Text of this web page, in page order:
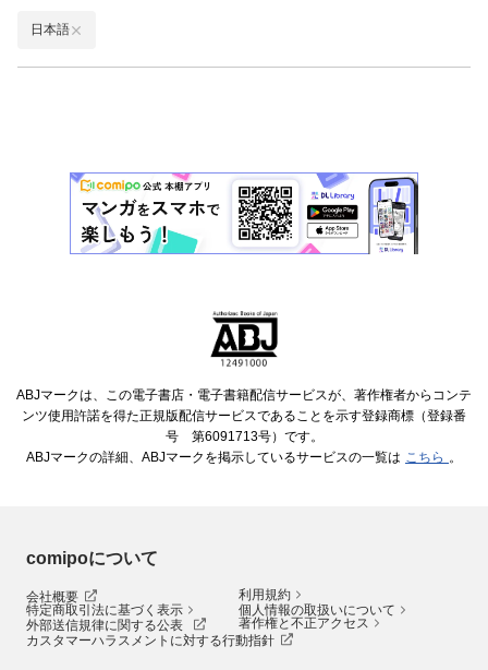
日本語
ABJマークは、この電子書店・電子書籍配信サービスが、著作権者からコンテ
ンツ使用許諾を得た正規版配信サービスであることを示す登録商標（登録番
号 第6091713号）です。
ABJマークの詳細、ABJマークを掲示しているサービスの一覧は こちら 。
comipoについて
会社概要
利用規約
特定商取引法に基づく表示
個人情報の取扱いについて
外部送信規律に関する公表
著作権と不正アクセス
カスタマーハラスメントに対する行動指針